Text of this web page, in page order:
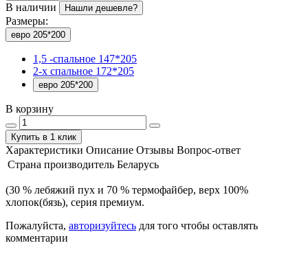
В наличии Нашли дешевле?
Размеры:
евро 205*200
1,5 -спальное 147*205
2-х спальное 172*205
евро 205*200
В корзину
Купить в 1 клик
Характеристики Описание Отзывы Вопрос-ответ
Страна производитель Беларусь
(30 % лебяжий пух и 70 % термофайбер, верх 100%
хлопок(бязь), серия премиум.
Пожалуйста, авторизуйтесь для того чтобы оставлять
комментарии